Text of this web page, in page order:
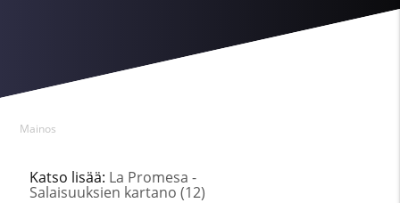
Mainos
Katso lisää: La Promesa -
Salaisuuksien kartano (12)